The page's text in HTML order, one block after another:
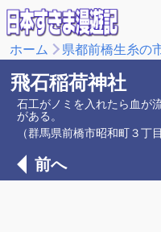
ホーム 県都前橋生糸の
飛石稲荷神社
石工がノミを入れたら血が
がある。
（群馬県前橋市昭和町３丁目
前へ